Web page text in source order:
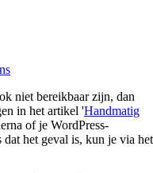
niet bereikbaar zijn, dan
in het artikel 'Handmatig
of je WordPress-
het geval is, kun je via het